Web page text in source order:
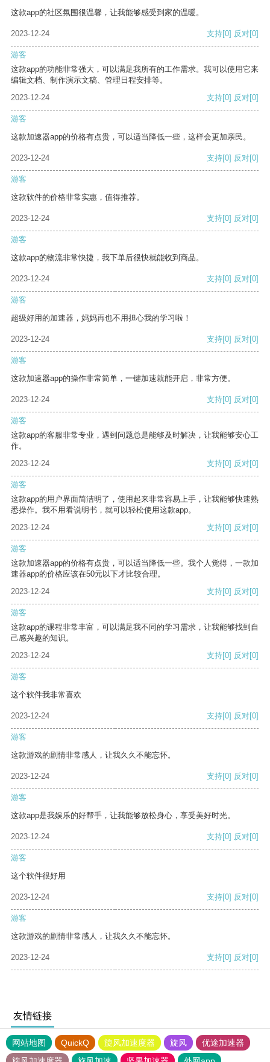
这款app的社区氛围很温馨，让我能够感受到家的温暖。
2023-12-24 支持[0] 反对[0]
游客
这款app的功能非常强大，可以满足我所有的工作需求。我可以使用它来
编辑文档、制作演示文稿、管理日程安排等。
2023-12-24
支持[0] 反对[0]
游客
这款加速器app的价格有点贵，可以适当降低一些，这样会更加亲民。
2023-12-24 支持[0] 反对[0]
游客
这款软件的价格非常实惠，值得推荐。
2023-12-24 支持[0] 反对[0]
游客
这款app的物流非常快捷，我下单后很快就能收到商品。
2023-12-24 支持[0] 反对[0]
游客
超级好用的加速器，妈妈再也不用担心我的学习啦！
2023-12-24 支持[0] 反对[0]
游客
这款加速器app的操作非常简单，一键加速就能开启，非常方便。
2023-12-24 支持[0] 反对[0]
游客
这款app的客服非常专业，遇到问题总是能够及时解决，让我能够安心工
作。
2023-12-24
支持[0] 反对[0]
游客
这款app的用户界面简洁明了，使用起来非常容易上手，让我能够快速熟
悉操作。我不用看说明书，就可以轻松使用这款app。
2023-12-24
支持[0] 反对[0]
游客
这款加速器app的价格有点贵，可以适当降低一些。我个人觉得，一款加
速器app的价格应该在50元以下才比较合理。
2023-12-24
支持[0] 反对[0]
游客
这款app的课程非常丰富，可以满足我不同的学习需求，让我能够找到自
己感兴趣的知识。
2023-12-24
支持[0] 反对[0]
游客
这个软件我非常喜欢
2023-12-24 支持[0] 反对[0]
游客
这款游戏的剧情非常感人，让我久久不能忘怀。
2023-12-24 支持[0] 反对[0]
游客
这款app是我娱乐的好帮手，让我能够放松身心，享受美好时光。
2023-12-24 支持[0] 反对[0]
游客
这个软件很好用
2023-12-24 支持[0] 反对[0]
游客
这款游戏的剧情非常感人，让我久久不能忘怀。
2023-12-24 支持[0] 反对[0]
友情链接
网站地图 QuickQ 旋风加速度器 旋风
优途加速器